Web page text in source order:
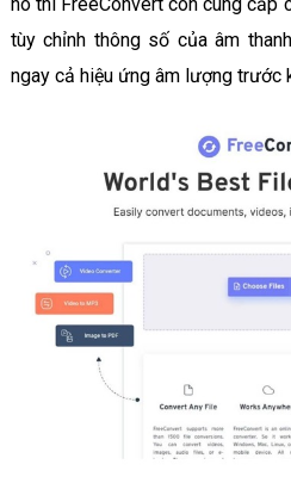
tùy chỉnh thông số của âm
ngay cả hiệu ứng âm lượng trước